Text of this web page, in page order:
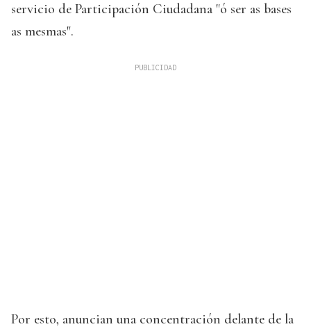
servicio de Participación Ciudadana "ó ser as bases
as mesmas".
Por esto, anuncian una concentración delante de la